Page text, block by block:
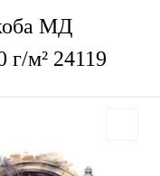
МД
г/м² 24119